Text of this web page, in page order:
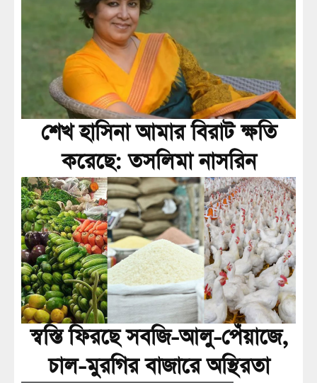
শেখ হাসিনা আমার বিরাট ক্ষতি
করেছে: তসলিমা নাসরিন
স্বস্তি ফিরছে সবজি-আলু-পেঁয়াজে,
চাল-মুরগির বাজারে অস্থিরতা